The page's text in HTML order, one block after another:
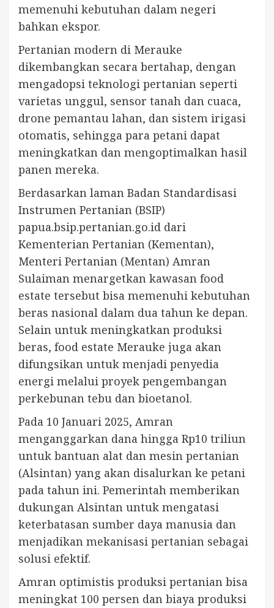
memenuhi kebutuhan dalam negeri
bahkan ekspor.
Pertanian modern di Merauke
dikembangkan secara bertahap, dengan
mengadopsi teknologi pertanian seperti
varietas unggul, sensor tanah dan cuaca,
drone pemantau lahan, dan sistem irigasi
otomatis, sehingga para petani dapat
meningkatkan dan mengoptimalkan hasil
panen mereka.
Berdasarkan laman Badan Standardisasi
Instrumen Pertanian (BSIP)
papua.bsip.pertanian.go.id dari
Kementerian Pertanian (Kementan),
Menteri Pertanian (Mentan) Amran
Sulaiman menargetkan kawasan food
estate tersebut bisa memenuhi kebutuhan
beras nasional dalam dua tahun ke depan.
Selain untuk meningkatkan produksi
beras, food estate Merauke juga akan
difungsikan untuk menjadi penyedia
energi melalui proyek pengembangan
perkebunan tebu dan bioetanol.
Pada 10 Januari 2025, Amran
menganggarkan dana hingga Rp10 triliun
untuk bantuan alat dan mesin pertanian
(Alsintan) yang akan disalurkan ke petani
pada tahun ini. Pemerintah memberikan
dukungan Alsintan untuk mengatasi
keterbatasan sumber daya manusia dan
menjadikan mekanisasi pertanian sebagai
solusi efektif.
Amran optimistis produksi pertanian bisa
meningkat 100 persen dan biaya produksi